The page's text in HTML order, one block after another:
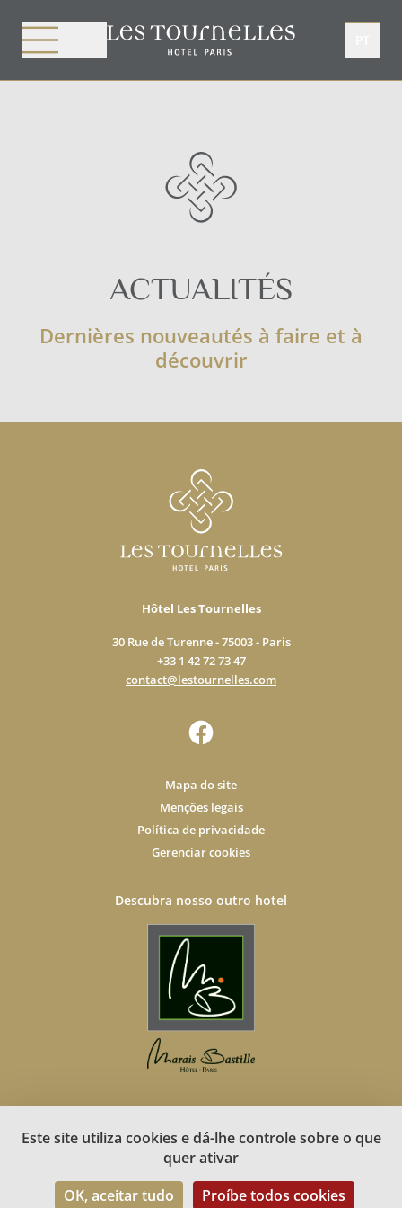
ACTUALITÉS
Dernières nouveautés à faire et à
découvrir
Hôtel Les Tournelles
30 Rue de Turenne - 75003 - Paris
+33 1 42 72 73 47
contact@lestournelles.com
Mapa do site
Menções legais
Política de privacidade
Gerenciar cookies
Descubra nosso outro hotel
Site oficial - Todos os direitos reservados.
Hôtel Les Tournelles © 2026
Este site utiliza cookies e dá-lhe controle sobre o que
quer ativar
OK, aceitar tudo
Proíbe todos cookies